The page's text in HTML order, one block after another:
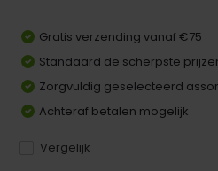
Gratis verzending vanaf €75
Standaard de scherpste
Zorgvuldig geselecteerd
Achteraf betalen mogelijk
Vergelijk